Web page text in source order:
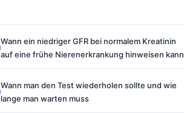
Wann ein niedriger GFR bei normalem Kreatinin
auf eine frühe Nierenerkrankung hinweisen kann
Wann man den Test wiederholen sollte und wie
lange man warten muss